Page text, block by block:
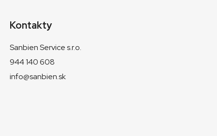
Kontakty
Sanbien Service s.r.o.
944 140 608
info@sanbien.sk